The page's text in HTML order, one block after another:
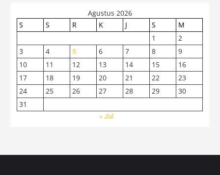
Agustus 2026
S
S R K J S
M
1
2
3
4 5 6 7 8
9
10
11 12 13 14 15
16
17
18 19 20 21 22
23
24
25 26 27 28 29
30
31
« Jul